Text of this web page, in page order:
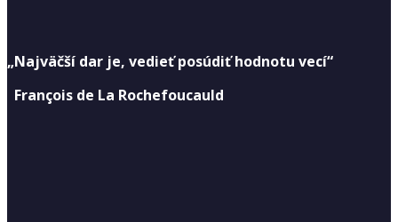
„Najväčší dar je, vedieť posúdiť hodnotu vecí“
François de La Rochefoucauld